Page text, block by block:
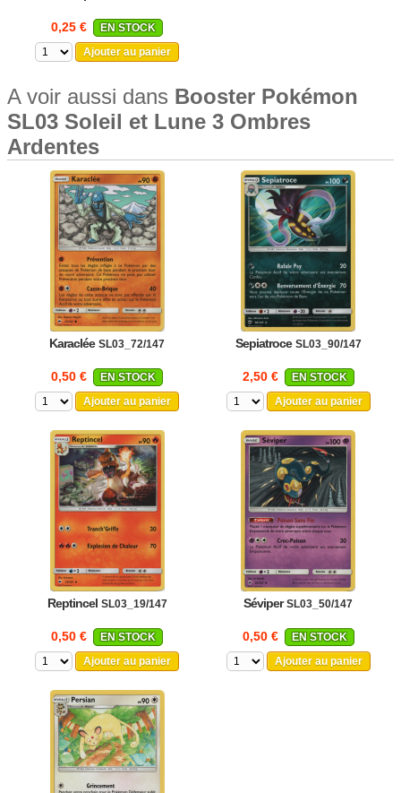
0,25 €
EN STOCK
Ajouter au panier
A voir aussi dans Booster Pokémon
SL03 Soleil et Lune 3 Ombres
Ardentes
Karaclée SL03_72/147
0,50 €
EN STOCK
Ajouter au panier
Sepiatroce SL03_90/147
2,50 €
EN STOCK
Ajouter au panier
Reptincel SL03_19/147
0,50 €
EN STOCK
Ajouter au panier
Séviper SL03_50/147
0,50 €
EN STOCK
Ajouter au panier